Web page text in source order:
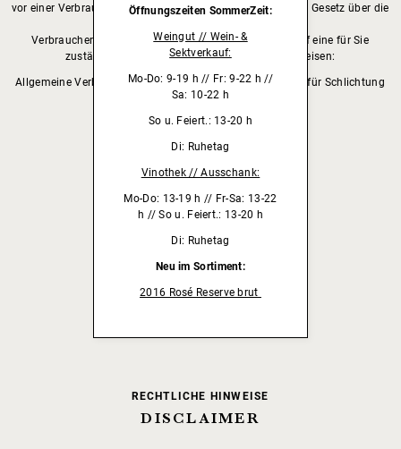
Öffnungszeiten SommerZeit:
Weingut // Wein- &
Sektverkauf:
Mo-Do: 9-19 h // Fr: 9-22 h //
Sa: 10-22 h
So u. Feiert.: 13-20 h
Di: Ruhetag
Vinothek // Ausschank:
Mo-Do: 13-19 h // Fr-Sa: 13-22
h // So u. Feiert.: 13-20 h
Di: Ruhetag
Neu im Sortiment:
2016 Rosé Reserve brut
vor einer Verbraucherschlichtungsstelle teilzunehmen. Das Gesetz über die
Verbrauchersachen sieht vor, dass wir Sie trotzdem auf eine für Sie
zuständige Verbraucherschlichtungsstelle hinweisen:
Allgemeine Verbraucher-Schlichtungsstelle des Zentrums für Schlichtung
e. V.
Straßburger Straße 8
77694 Kehl
KONZEPTION
coding operated bydieneuedbm.co
RECHTLICHE HINWEISE
DISCLAIMER